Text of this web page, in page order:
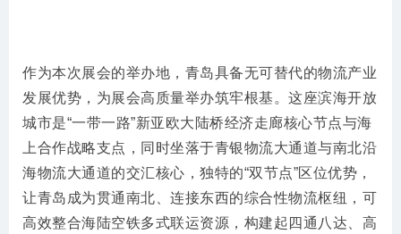
作为本次展会的举办地，青岛具备无可替代的物流产业
发展优势，为展会高质量举办筑牢根基。这座滨海开放
城市是“一带一路”新亚欧大陆桥经济走廊核心节点与海
上合作战略支点，同时坐落于青银物流大通道与南北沿
海物流大通道的交汇核心，独特的“双节点”区位优势，
让青岛成为贯通南北、连接东西的综合性物流枢纽，可
高效整合海陆空铁多式联运资源，构建起四通八达、高